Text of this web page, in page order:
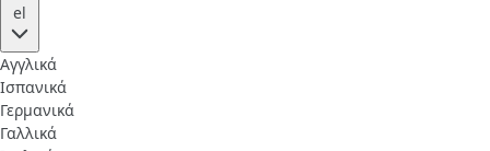
el
Αγγλικά
Ισπανικά
Γερμανικά
Γαλλικά